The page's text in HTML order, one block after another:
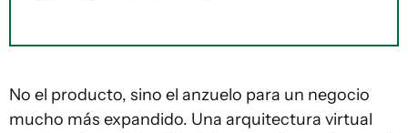
No el producto, sino el anzuelo para un negocio
mucho más expandido. Una arquitectura virtual